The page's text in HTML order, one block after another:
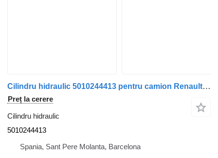
Cilindru hidraulic 5010244413 pentru camion Renault Midliner
Preț la cerere
Cilindru hidraulic
5010244413
Spania, Sant Pere Molanta, Barcelona